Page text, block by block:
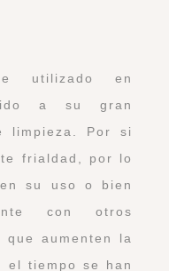
utilizado en
a su gran
limpieza. Por si
frialdad, por lo
su uso o bien
con otros
que aumenten la
el tiempo se han